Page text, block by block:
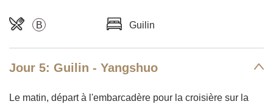
B Guilin
Jour 5: Guilin - Yangshuo
Le matin, départ à l'embarcadère pour la croisière sur la